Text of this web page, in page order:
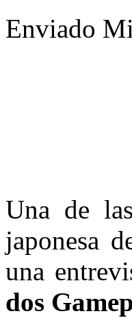
Enviado
Una de
japonesa
una
dos